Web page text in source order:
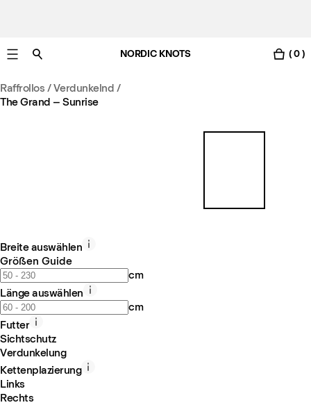
Gratis Lieferung nach Deutschland in 3-6 Werktagen
NORDIC KNOTS ( 0 )
Raffrollos / Verdunkelnd /
The Grand – Sunrise
Breite auswählen
Größen Guide
cm
Länge auswählen
cm
Futter
Sichtschutz
Verdunkelung
Kettenplazierung
Links
Rechts